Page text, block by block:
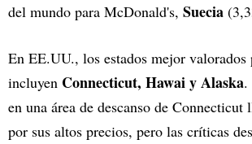
del mundo para McDonald's, Suecia
En EE.UU., los estados mejor
incluyen Connecticut, Hawai y Alaska.
en una área de descanso de
por sus altos precios, pero las críticas